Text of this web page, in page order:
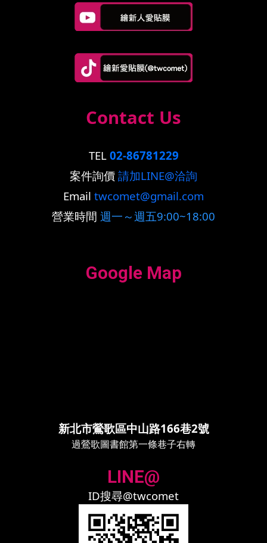
Contact Us
TEL 02-86781229
案件詢價 請加LINE@洽詢
Email twcomet@gmail.com
營業時間 週一～週五9:00~18:00
Google Map
新北市鶯歌區中山路166巷2號
過鶯歌圖書館第一條巷子右轉
LINE@
ID搜尋@twcomet